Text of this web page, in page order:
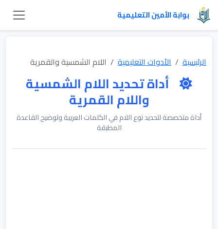
بوابة الأمين التعليمية
الرئيسية الأدوات التعليمية اللام الشمسية والقمرية
أداة تحديد اللام الشمسية
واللام القمرية
أداة متخصصة لتحديد نوع اللام في الكلمات العربية وتوضيح القاعدة
المطبقة